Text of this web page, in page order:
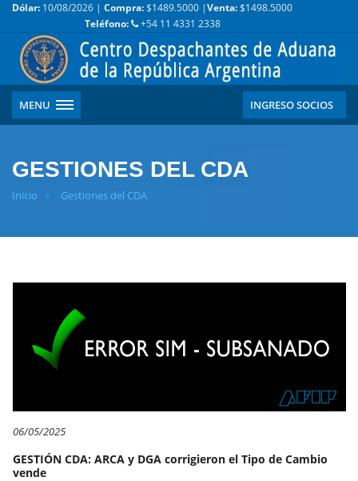
Dólar: 10/08/2026 | Compra:$1489.5000 |Venta:$1498.5000
Teléfono:
+54 11 4331 2338
MENU INGRESO SOCIOS
GESTIONES DEL CDA
Inicio Gestiones del CDA
06/05/2025
GESTIÓN CDA: ARCA y DGA corrigieron el Tipo de Cambio
vende